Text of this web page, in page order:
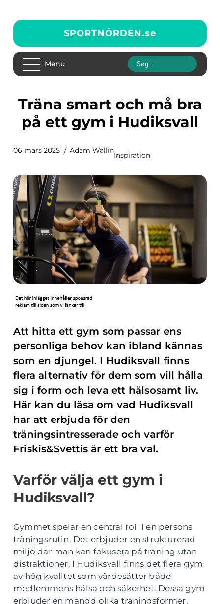
SPORTNÖRDEN.se
Menu
Träna smart och må bra
på ett gym i Hudiksvall
06 mars 2025 Adam Wallin
Inspiration
Att hitta ett gym som passar ens
personliga behov kan ibland kännas
som en djungel. I Hudiksvall finns
flera alternativ för dem som vill hålla
sig i form och leva ett hälsosamt liv.
Här kan du läsa om vad Hudiksvall
har att erbjuda för den
träningsintresserade och varför
Friskis&Svettis är ett bra val.
Varför välja ett gym i
Hudiksvall?
Gymmet spelar en central roll i en persons
träningsrutin. Det erbjuder en strukturerad
miljö där man kan fokusera på träning utan
distraktioner. I Hudiksvall finns det flera gym
av hög kvalitet som värdesätter både
medlemmens hälsa och säkerhet. Dessa gym
erbjuder en mängd olika träningsformer,